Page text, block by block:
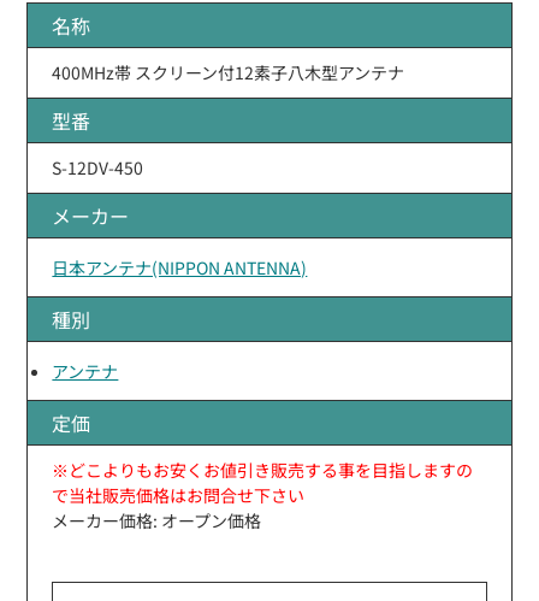
名称
400MHz帯 スクリーン付12素子八木型アンテナ
型番
S-12DV-450
メーカー
日本アンテナ(NIPPON ANTENNA)
種別
アンテナ
定価
※どこよりもお安くお値引き販売する事を目指しますの
で当社販売価格はお問合せ下さい
メーカー価格: オープン価格